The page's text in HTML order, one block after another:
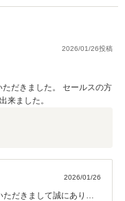
のになる様、 世田谷南ス
きます！ 今後とも末永
セデス・ベンツ世田谷
2026/01/26投稿
だきました。 セールスの方
来ました。
2026/01/26
だきまして誠にありが